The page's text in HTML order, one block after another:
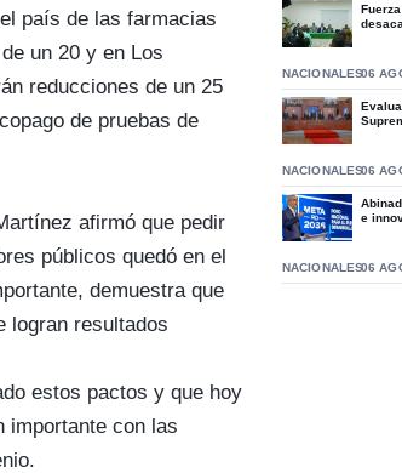
país de las farmacias
un 20 y en Los
reducciones de un 25
de pruebas de
afirmó que pedir
públicos quedó en el
demuestra que
logran resultados
estos pactos y que hoy
importante con las
NACIONALES06
NACIONALES06
e
NACIONALES06